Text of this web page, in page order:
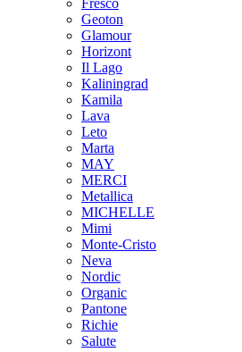
Fresco
Geoton
Glamour
Horizont
Il Lago
Kaliningrad
Kamila
Lava
Leto
Marta
MAY
MERCI
Metallica
MICHELLE
Mimi
Monte-Cristo
Neva
Nordic
Organic
Pantone
Richie
Salute